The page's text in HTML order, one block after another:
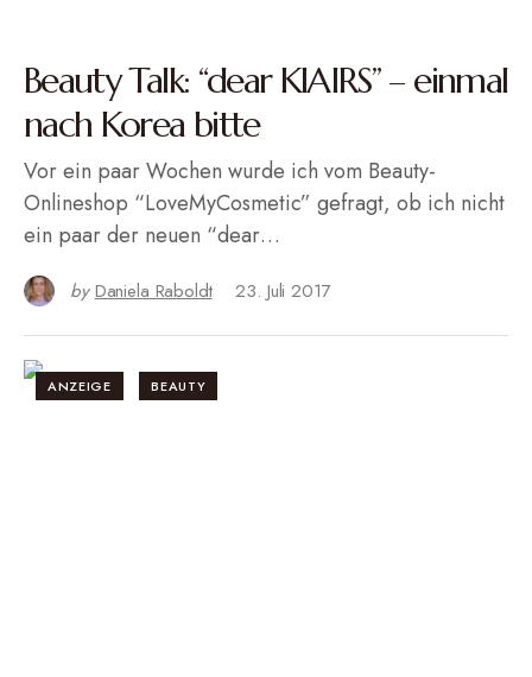
Beauty Talk: “dear KlAIRS” – einmal
nach Korea bitte
Vor ein paar Wochen wurde ich vom Beauty-
Onlineshop “LoveMyCosmetic” gefragt, ob ich nicht
ein paar der neuen “dear…
by Daniela Raboldt 23. Juli 2017
ANZEIGE BEAUTY